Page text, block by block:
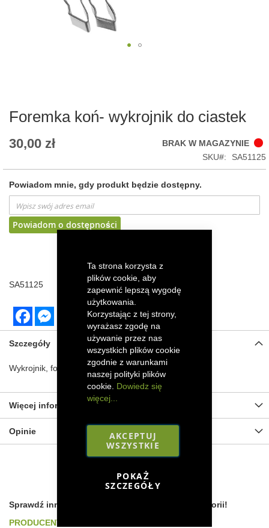
Ta strona korzysta z
plików cookie, aby
zapewnić lepszą wygodę
użytkowania.
Korzystając z tej strony,
wyrażasz zgodę na
używanie przez nas
wszystkich plików cookie
zgodnie z warunkami
naszej polityki plików
cookie. Dowiedz się
więcej...
AKCEPTUJ
WSZYSTKIE
POKAŻ
SZCZEGÓŁY
the
gallery
Foremka koń- wykrojnik do ciastek
30,00 zł
BRAK W MAGAZYNIE
SKU
SA51125
Powiadom mnie, gdy produkt będzie dostępny.
Powiadom o dostępności
SA51125
FacebookMessenger
Szczegóły
Wykrojnik, foremka do ciastek w kształcie konia.
Więcej informacji
Opinie
Sprawdź inne produkty według podobnych kategorii!
PRODUCENT